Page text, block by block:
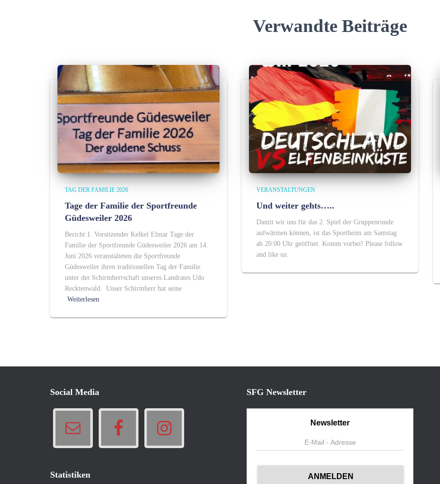
Verwandte Beiträge
TAG DER FAMILIE 2026
Tage der Familie der Sportfreunde
Güdesweiler 2026
Bericht:1. Vorsitzender Kelkel Elmar Tage der
Familie der Sportfreunde Güdesweiler 2026 am 14.
Juni 2026 veranstalteten die Sportfreunde
Güdesweiler ihren traditionellen Tag der Familie
unter der Schirmherrschaft unseres Landrates Udo
Recktenwald. Unser Schirmherr hat seine
Weiterlesen
VERANSTALTUNGEN
Und weiter gehts…..
Damit wir uns für das 2. Spiel der Gruppenrunde
aufwärmen können, ist das Sportheim am Samstag
ab 20:00 Uhr geöffnet. Komm vorbei! Please follow
and like us:
Social Media
Statistiken
SFG Newsletter
Newsletter